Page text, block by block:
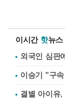
이시간 핫뉴스
외국인 심판
이승기 "구
결별 아이유,